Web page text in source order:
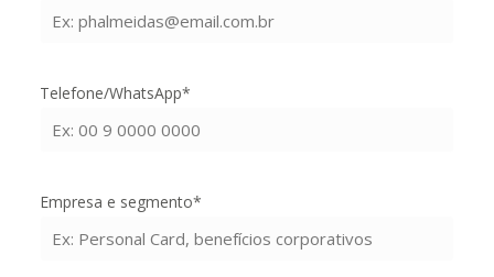
Telefone/WhatsApp*
Empresa e segmento*